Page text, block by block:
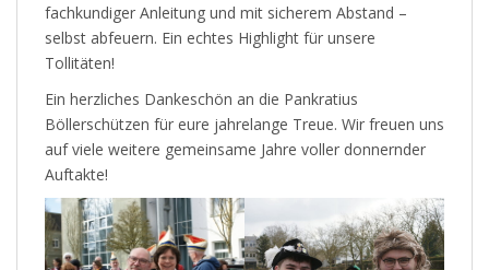
fachkundiger Anleitung und mit sicherem Abstand –
selbst abfeuern. Ein echtes Highlight für unsere
Tollitäten!
Ein herzliches Dankeschön an die Pankratius
Böllerschützen für eure jahrelange Treue. Wir freuen uns
auf viele weitere gemeinsame Jahre voller donnernder
Auftakte!